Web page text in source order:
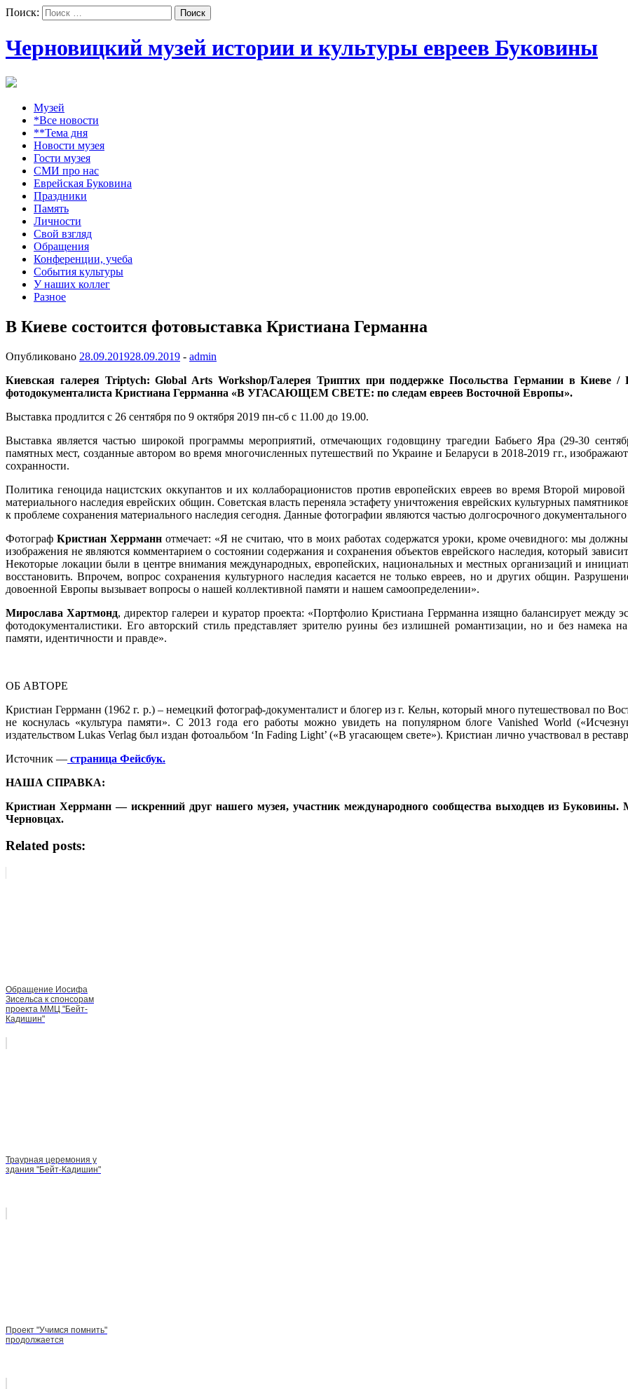
Поиск:
Черновицкий музей истории и культуры евреев Буковины
Музей
*Все новости
**Тема дня
Новости музея
Гости музея
СМИ про нас
Еврейская Буковина
Праздники
Память
Личности
Свой взгляд
Обращения
Конференции, учеба
События культуры
У наших коллег
Разное
В Киеве состоится фотовыставка Кристиана Германна
Опубликовано 28.09.201928.09.2019 - admin
Киевская галерея Triptych: Global Arts Workshop/Галерея Триптих при поддержке Посольства Германии в Киеве /
фотодокументалиста Кристиана Геррманна «В УГАСАЮЩЕМ СВЕТЕ: по следам евреев Восточной Европы».
Выставка продлится с 26 сентября по 9 октября 2019 пн-сб с 11.00 до 19.00.
Выставка является частью широкой программы мероприятий, отмечающих годовщину трагедии Бабьего Яра (29-30
памятных мест, созданные автором во время многочисленных путешествий по Украине и Беларуси в 2018-2019 гг.,
сохранности.
Политика геноцида нацистских оккупантов и их коллаборационистов против европейских евреев во время Второй
материального наследия еврейских общин. Советская власть переняла эстафету уничтожения еврейских культурных
к проблеме сохранения материального наследия сегодня. Данные фотографии являются частью долгосрочного
Фотограф Кристиан Херрманнотмечает: «Я не считаю, что в моих работах содержатся уроки, кроме очевидного: мы
изображения не являются комментарием о состоянии содержания и сохранения объектов еврейского наследия, который
Некоторые локации были в центре внимания международных, европейских, национальных и местных организаций и
восстановить. Впрочем, вопрос сохранения культурного наследия касается не только евреев, но и других общин.
довоенной Европы вызывает вопросы о нашей коллективной памяти и нашем самоопределении».
Мирослава Хартмонд, директор галереи и куратор проекта: «Портфолио Кристиана Геррманна изящно балансирует между
фотодокументалистики. Его авторский стиль представляет зрителю руины без излишней романтизации, но и без намека
памяти, идентичности и правде».
ОБ АВТОРЕ
Кристиан Геррманн (1962 г. р.) – немецкий фотограф-документалист и блогер из г. Кельн, который много путешествовал по
не коснулась «культура памяти». С 2013 года его работы можно увидеть на популярном блоге Vanished World
издательством Lukas Verlag был издан фотоальбом ‘In Fading Light’ («В угасающем свете»). Кристиан лично участвовал в
Источник — страница Фейсбук.
НАША СПРАВКА:
Кристиан Херрманн — искренний друг нашего музея, участник международного сообщества выходцев из Буковины.
Черновцах.
Related posts:
Обращение Иосифа
Зисельса к спонсорам
проекта ММЦ "Бейт-
Кадишин"
Траурная церемония у
здания "Бейт-Кадишин"
Проект "Учимся помнить"
продолжается